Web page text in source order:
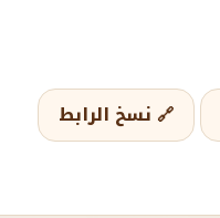
🔗 نسخ الرابط